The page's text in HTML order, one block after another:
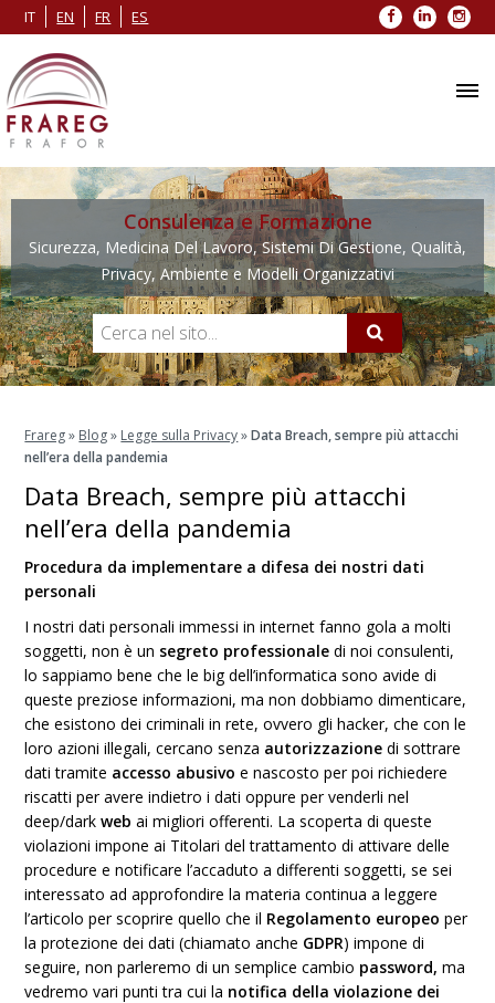
IT EN FR ES Facebook
LinkedIn
Consulenza e Formazione
Sicurezza, Medicina Del Lavoro, Sistemi Di Gestione, Qualità,
Privacy, Ambiente e Modelli Organizzativi
Frareg» Blog» Legge sulla Privacy»Data Breach, sempre più attacchi
nell’era della pandemia
Data Breach, sempre più attacchi
nell’era della pandemia
Procedura da implementare a difesa dei nostri dati
personali
I nostri dati personali immessi in internet fanno gola a molti
soggetti, non è un segreto professionale di noi consulenti,
lo sappiamo bene che le big dell’informatica sono avide di
queste preziose informazioni, ma non dobbiamo dimenticare,
che esistono dei criminali in rete, ovvero gli hacker, che con le
loro azioni illegali, cercano senza autorizzazione di sottrare
dati tramite accesso abusivo e nascosto per poi richiedere
riscatti per avere indietro i dati oppure per venderli nel
deep/darkweb ai migliori offerenti. La scoperta di queste
violazioni impone ai Titolari del trattamento di attivare delle
procedure e notificare l’accaduto a differenti soggetti, se sei
interessato ad approfondire la materia continua a leggere
l’articolo per scoprire quello che il Regolamento europeo per
la protezione dei dati (chiamato anche GDPR) impone di
seguire, non parleremo di un semplice cambio password,ma
vedremo vari punti tra cui la notifica della violazione dei